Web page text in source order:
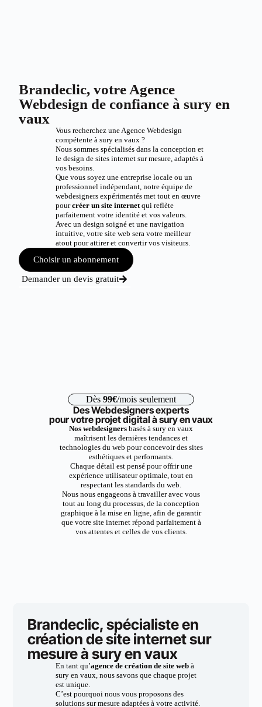
Brandeclic, votre Agence
Webdesign de confiance à sury en
vaux
Vous recherchez une Agence Webdesign
compétente à sury en vaux ?
Nous sommes spécialisés dans la conception et
le design de sites internet sur mesure, adaptés à
vos besoins.
Que vous soyez une entreprise locale ou un
professionnel indépendant, notre équipe de
webdesigners expérimentés met tout en œuvre
pourcréer un site internetqui reflète
parfaitement votre identité et vos valeurs.
Avec un design soigné et une navigation
intuitive, votre site web sera votre meilleur
atout pour attirer et convertir vos visiteurs.
Choisir un abonnement
Demander un devis gratuit
Dès 99€/mois seulement
Des Webdesigners experts
pour votre projet digital à sury en vaux
Nos webdesigners basés à sury en vaux
maîtrisent les dernières tendances et
technologies du web pour concevoir des sites
esthétiques et performants.
Chaque détail est pensé pour offrir une
expérience utilisateur optimale, tout en
respectant les standards du web.
Nous nous engageons à travailler avec vous
tout au long du processus, de la conception
graphique à la mise en ligne, afin de garantir
que votre site internet répond parfaitement à
vos attentes et celles de vos clients.
Brandeclic, spécialiste en
création de site internet sur
mesure à sury en vaux
En tant qu’agence de création de site webà
sury en vaux, nous savons que chaque projet
est unique.
C’est pourquoi nous vous proposons des
solutions sur mesure adaptées à votre activité.